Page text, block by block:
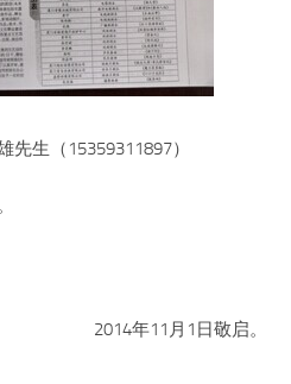
生（15359311897）
2014年11月1日敬启。